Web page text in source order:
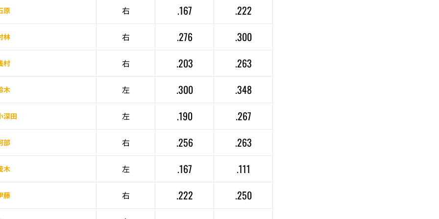
原 右 .167 .222
林 右 .276 .300
村 右 .203 .263
木 左 .300 .348
深田 左 .190 .267
部 右 .256 .263
木 左 .167 .111
藤 右 .222 .250